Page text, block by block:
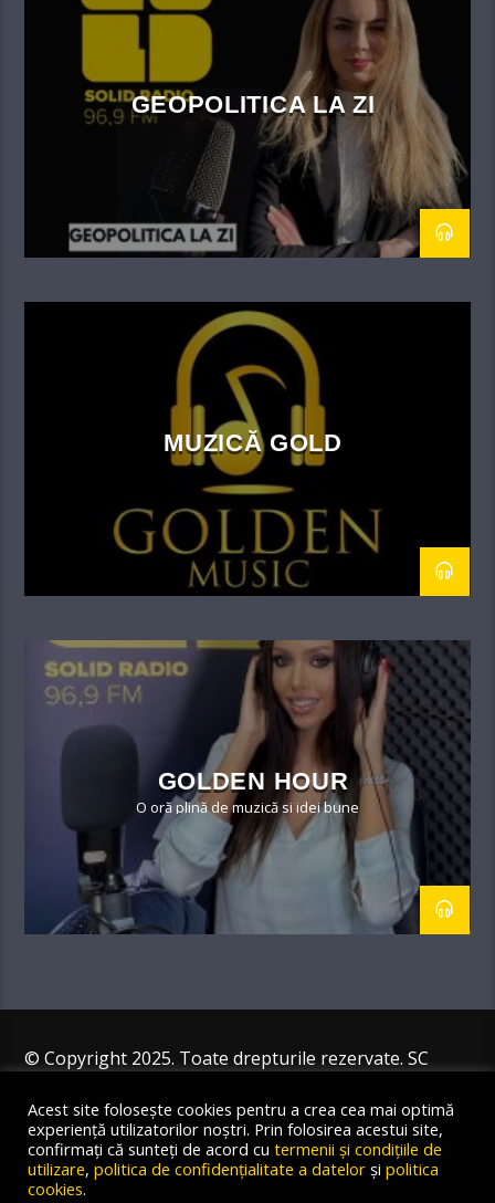
GEOPOLITICA LA ZI
MUZICĂ GOLD
GOLDEN HOUR
O oră plină de muzică si idei bune
© Copyright 2025. Toate drepturile rezervate. SC
Acest site folosește cookies pentru a crea cea mai optimă
experiență utilizatorilor noștri. Prin folosirea acestui site,
confirmați că sunteți de acord cu termenii și condițiile de
utilizare, politica de confidențialitate a datelor și politica
cookies.